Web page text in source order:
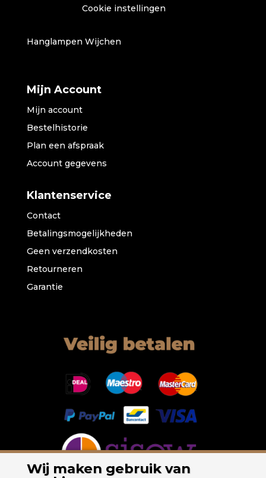
Cookie instellingen
Hanglampen Wijchen
Mijn Account
Mijn account
Bestelhistorie
Plan een afspraak
Account gegevens
Klantenservice
Contact
Betalingsmogelijkheden
Geen verzendkosten
Retourneren
Garantie
Wij maken gebruik van